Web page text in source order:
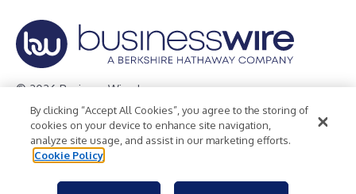
© 2026 Business Wire, Inc.
Privacy Policy Cookie Policy
Accessibility Statement
Terms of Use
Legal
By clicking “Accept All Cookies”, you agree to the storing of
cookies on your device to enhance site navigation,
analyze site usage, and assist in our marketing efforts.
Cookie Policy